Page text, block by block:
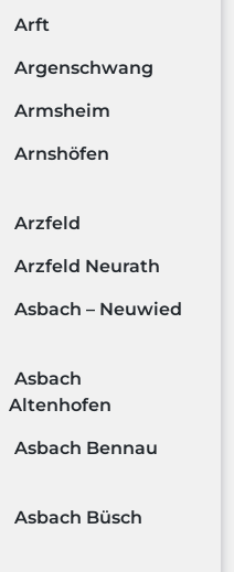
Arft
Argenschwang
Armsheim
Arnshöfen
Arzfeld
Arzfeld Neurath
Asbach – Neuwied
Asbach
Altenhofen
Asbach Bennau
Asbach Büsch